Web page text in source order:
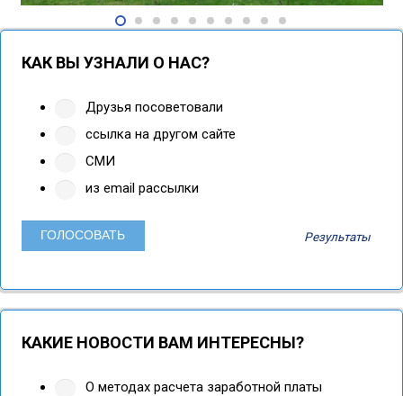
КАК ВЫ УЗНАЛИ О НАС?
Друзья посоветовали
ссылка на другом сайте
СМИ
из email рассылки
Результаты
КАКИЕ НОВОСТИ ВАМ ИНТЕРЕСНЫ?
О методах расчета заработной платы